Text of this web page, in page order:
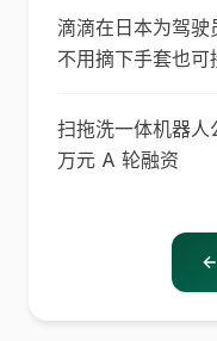
滴滴在日本为驾驶
不用摘下手套也可
扫拖洗一体机器
万元 A 轮融资